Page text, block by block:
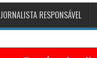
JORNALISTA RESPONSÁVEL